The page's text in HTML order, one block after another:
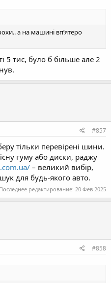
а на машині впʼятеро
5 тис, було б більше але 2
#857
тільки перевірені шини.
гуму або диски, раджу
– великий вибір,
для будь-якого авто.
Последнее редактирование: 20 Фев 2025
#858